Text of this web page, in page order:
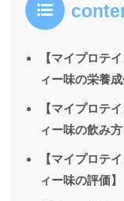
【マイプロ
ィー味の栄養成
【マイプロ
ィー味の飲み方
【マイプロ
ィー味の評価】